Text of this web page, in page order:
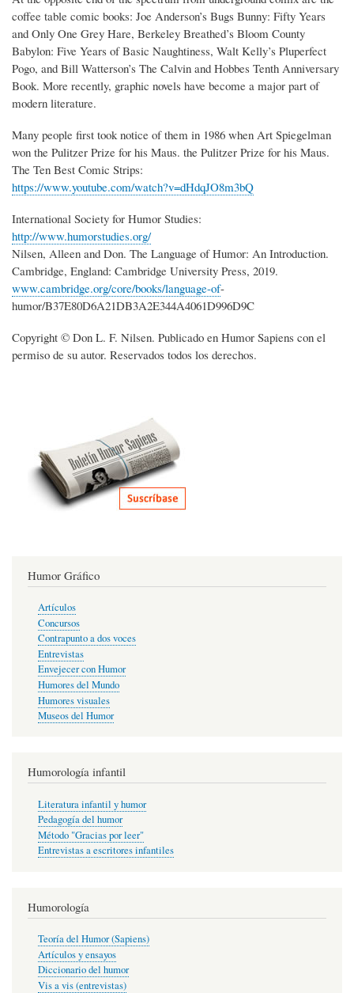
coffee table comic books: Joe Anderson’s Bugs Bunny: Fifty Years
and Only One Grey Hare, Berkeley Breathed’s Bloom County
Babylon: Five Years of Basic Naughtiness, Walt Kelly’s Pluperfect
Pogo, and Bill Watterson’s The Calvin and Hobbes Tenth Anniversary
Book. More recently, graphic novels have become a major part of
modern literature.
Many people first took notice of them in 1986 when Art Spiegelman
won the Pulitzer Prize for his Maus. the Pulitzer Prize for his Maus.
The Ten Best Comic Strips:
https://www.youtube.com/watch?v=dHdqJO8m3bQ
International Society for Humor Studies:
http://www.humorstudies.org/
Nilsen, Alleen and Don. The Language of Humor: An Introduction.
Cambridge, England: Cambridge University Press, 2019.
www.cambridge.org/core/books/language-of-
humor/B37E80D6A21DB3A2E344A4061D996D9C
Copyright © Don L. F. Nilsen. Publicado en Humor Sapiens con el
permiso de su autor. Reservados todos los derechos.
Humor Gráfico
Artículos
Concursos
Contrapunto a dos voces
Entrevistas
Envejecer con Humor
Humores del Mundo
Humores visuales
Museos del Humor
Humorología infantil
Literatura infantil y humor
Pedagogía del humor
Método "Gracias por leer"
Entrevistas a escritores infantiles
Humorología
Teoría del Humor (Sapiens)
Artículos y ensayos
Diccionario del humor
Vis a vis (entrevistas)